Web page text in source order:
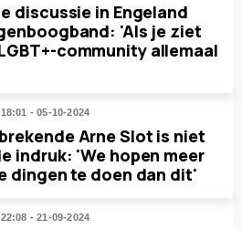
discussie in Engeland
'Als je ziet
community allemaal
18:01 - 05-10-2024
Arne Slot is niet
indruk: 'We hopen meer
dingen te doen dan dit'
22:08 - 21-09-2024